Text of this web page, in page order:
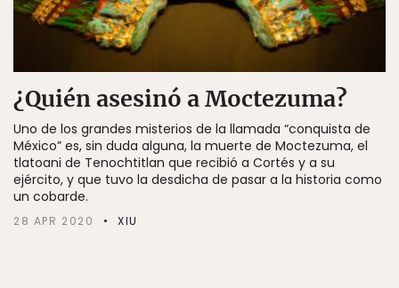
¿Quién asesinó a Moctezuma?
Uno de los grandes misterios de la llamada “conquista de
México” es, sin duda alguna, la muerte de Moctezuma, el
tlatoani de Tenochtitlan que recibió a Cortés y a su
ejército, y que tuvo la desdicha de pasar a la historia como
un cobarde.
28 APR 2020 XIU